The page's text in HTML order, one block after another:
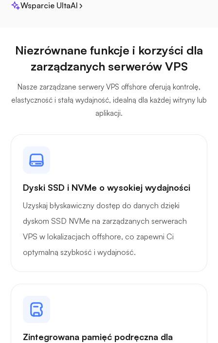
Pleksa
Własna transmisja
Strażnik drutu
Rentgen
Wsparcie UltaAI
Niezrównane funkcje i korzyści dla
zarządzanych serwerów VPS
Nasze zarządzane serwery VPS offshore oferują kontrolę,
elastyczność i stałą wydajność, idealną dla każdej witryny lub
aplikacji.
Dyski SSD i NVMe o wysokiej wydajności
Uzyskaj błyskawiczny dostęp do danych dzięki
dyskom SSD NVMe na zarządzanych serwerach
VPS w lokalizacjach offshore, co zapewni Ci
optymalną szybkość i wydajność.
Zintegrowana pamięć podręczna dla